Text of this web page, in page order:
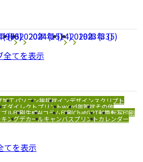
(63) 2024年 (14) 2023年 (5)
(9) 2020年 (15) 2019年 (33)
(76)
全てを表示
加工パソコン挨拶状インデザインスクリプト
ダイレクトプリントword年賀状その他
ル印刷生成AIコラム印刷ChatGPT封筒転写印刷
ングデカールキャンバスプリントカレンダー
てを表示